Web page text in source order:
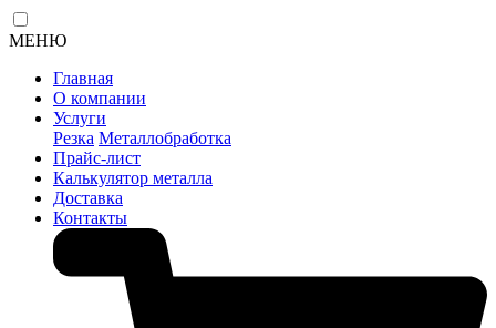
МЕНЮ
Главная
О компании
Услуги
Резка Металлобработка
Прайс-лист
Калькулятор металла
Доставка
Контакты